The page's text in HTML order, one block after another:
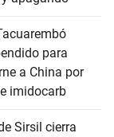
para
a China por
imidocarb
Sirsil cierra